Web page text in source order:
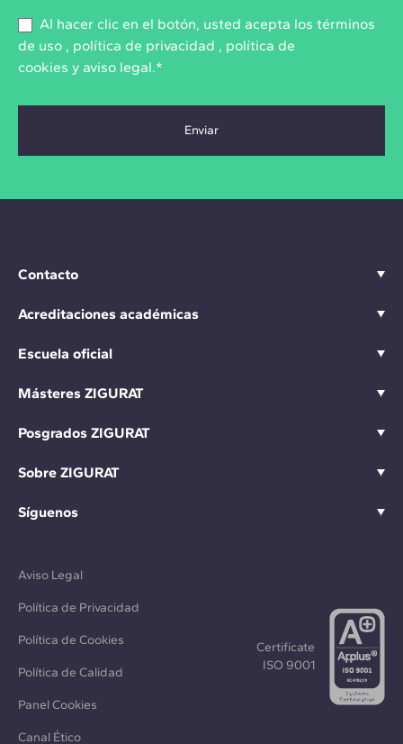
Al hacer clic en el botón, usted acepta los términos
de uso , política de privacidad , política de
cookies y aviso legal.*
Contacto
Acreditaciones académicas
Escuela oficial
Másteres ZIGURAT
Posgrados ZIGURAT
Sobre ZIGURAT
Síguenos
Aviso Legal
Política de Privacidad
Política de Cookies
Política de Calidad
Panel Cookies
Canal Ético
Certificate
ISO 9001